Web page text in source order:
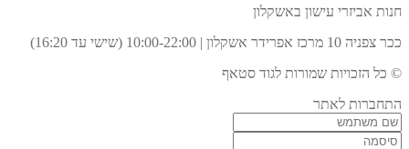
חנות אביזרי עישון באשקלון
ככר צפניה 10 מרכז אפרידר אשקלון | 10:00-22:00 (שישי עד 16:20)
© כל הזכויות שמורות לגוד סטאף
התחברות לאתר